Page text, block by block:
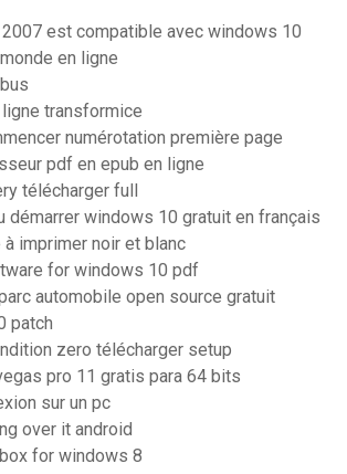
est compatible avec windows 10
en ligne
transformice
numérotation première page
pdf en epub en ligne
télécharger full
démarrer windows 10 gratuit en français
imprimer noir et blanc
for windows 10 pdf
automobile open source gratuit
patch
zero télécharger setup
pro 11 gratis para 64 bits
sur un pc
over it android
for windows 8